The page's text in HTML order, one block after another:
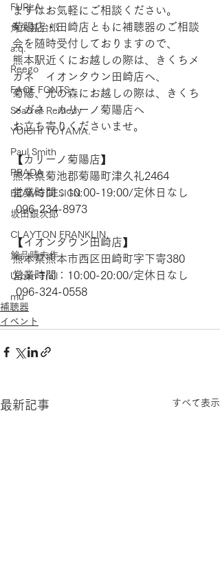
FURLA
角矢甚治郎
a.q.
Reego
FACE FONTS
Seacret Remedy
YUICHI TOYAMA.
Paul Smith
PRADA
BEAMS DESIGN
坂田銀次郎
CLAYTON FRANKLIN
銘品晴夫作
Urban Trail
mu
まずはお気軽にご相談ください。
菊陽店・田崎店ともに補聴器のご相談
会を随時受付しておりますので、
熊本駅近くにお越しの際は、きくちメ
ガネ　イオンタウン田崎店へ、
菊陽、光の森にお越しの際は、きくち
メガネ　カリーノ菊陽店へ
お立ち寄りくださいませ。
【​カリーノ菊陽店】
熊本県菊池郡菊陽町津久礼2464
営業時間：10:00-19:00/定休日なし
096-234-8973
【​イオンタウン田崎店】
熊本県熊本市西区田崎町字下寄380
営業時間：10:00-20:00/定休日なし
096-324-0558
補聴器
イベント
最新記事 すべて表示